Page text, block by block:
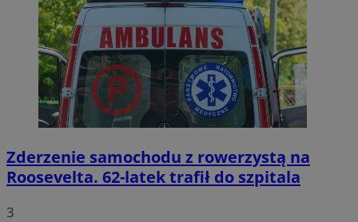
Zderzenie samochodu z rowerzystą na
Roosevelta. 62-latek trafił do szpitala
3